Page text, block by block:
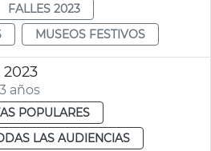
FALLES 2023
MUSEOS FESTIVOS
años
POPULARES
LAS AUDIENCIAS